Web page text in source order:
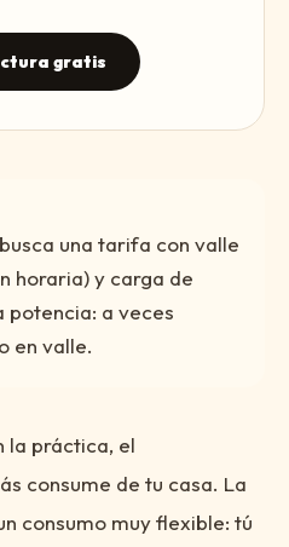
gratis
una tarifa con valle
horaria) y carga de
potencia: a veces
en valle.
la práctica, el
consume de tu casa. La
consumo muy flexible: tú